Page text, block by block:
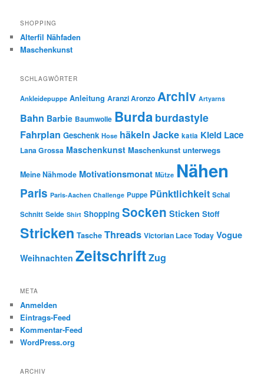
SHOPPING
Alterfil Nähfaden
Maschenkunst
SCHLAGWÖRTER
Ankleidepuppe Anleitung Aranzi Aronzo Archiv Artyarns
Bahn Barbie Baumwolle Burda burdastyle
Fahrplan Geschenk Hose häkeln Jacke katia Kleid Lace
Lana Grossa Maschenkunst Maschenkunst unterwegs
Meine Nähmode Motivationsmonat Mütze Nähen
Paris Paris-Aachen Challenge Puppe Pünktlichkeit Schal
Schnitt Seide Shirt Shopping Socken Sticken Stoff
Stricken Tasche Threads Victorian Lace Today Vogue
Weihnachten ZeitschriftZug
META
Anmelden
Eintrags-Feed
Kommentar-Feed
WordPress.org
ARCHIV